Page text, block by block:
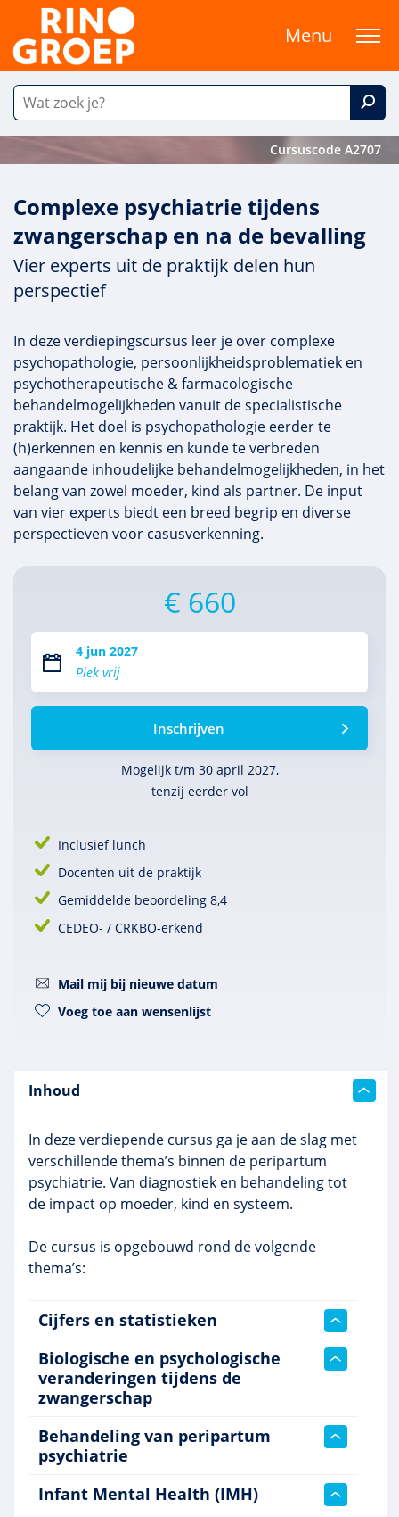
Menu
Cursuscode A2707
Complexe psychiatrie tijdens
zwangerschap en na de bevalling
Vier experts uit de praktijk delen hun
perspectief
In deze verdiepingscursus leer je over complexe
psychopathologie, persoonlijkheidsproblematiek en
psychotherapeutische & farmacologische
behandelmogelijkheden vanuit de specialistische
praktijk. Het doel is psychopathologie eerder te
(h)erkennen en kennis en kunde te verbreden
aangaande inhoudelijke behandelmogelijkheden, in het
belang van zowel moeder, kind als partner. De input
van vier experts biedt een breed begrip en diverse
perspectieven voor casusverkenning.
€ 660
4 jun 2027
Plek vrij
Inschrijven
Mogelijk t/m 30 april 2027,
tenzij eerder vol
Inclusief lunch
Docenten uit de praktijk
Gemiddelde beoordeling 8,4
CEDEO- / CRKBO-erkend
Mail mij bij nieuwe datum
Voeg toe aan wensenlijst
Inhoud
In deze verdiepende cursus ga je aan de slag met
verschillende thema’s binnen de peripartum
psychiatrie. Van diagnostiek en behandeling tot
de impact op moeder, kind en systeem.
De cursus is opgebouwd rond de volgende
thema’s:
Cijfers en statistieken
Biologische en psychologische
veranderingen tijdens de
zwangerschap
Behandeling van peripartum
psychiatrie
Infant Mental Health (IMH)